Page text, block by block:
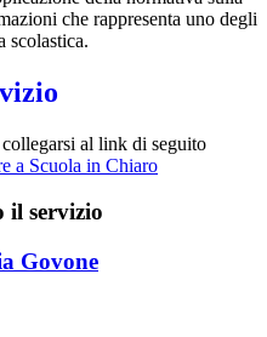
che rappresenta uno degli
scolastica.
al link di seguito
a Scuola in Chiaro
il servizio
Govone